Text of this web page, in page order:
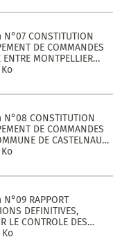
PUBLICS POUR
DE BUREAU –
GROUPEMENT DE CO
CONSTITUTION
DE COMMANDES
ENTRE MONTPELLIER
METROPOLE, LA VILLE
PUBLICS POUR LA
DES LOCAUX
CONSTITUTION
DE COMMANDES
DE CASTELNAU-
COMMUNAL
LA GESTION DE TITRES
E
RAPPORT
DEFINITIVES,
LE CONTROLE DES
LA GESTION DE
Ko